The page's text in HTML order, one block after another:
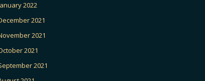
2022
2021
2021
2021
2021